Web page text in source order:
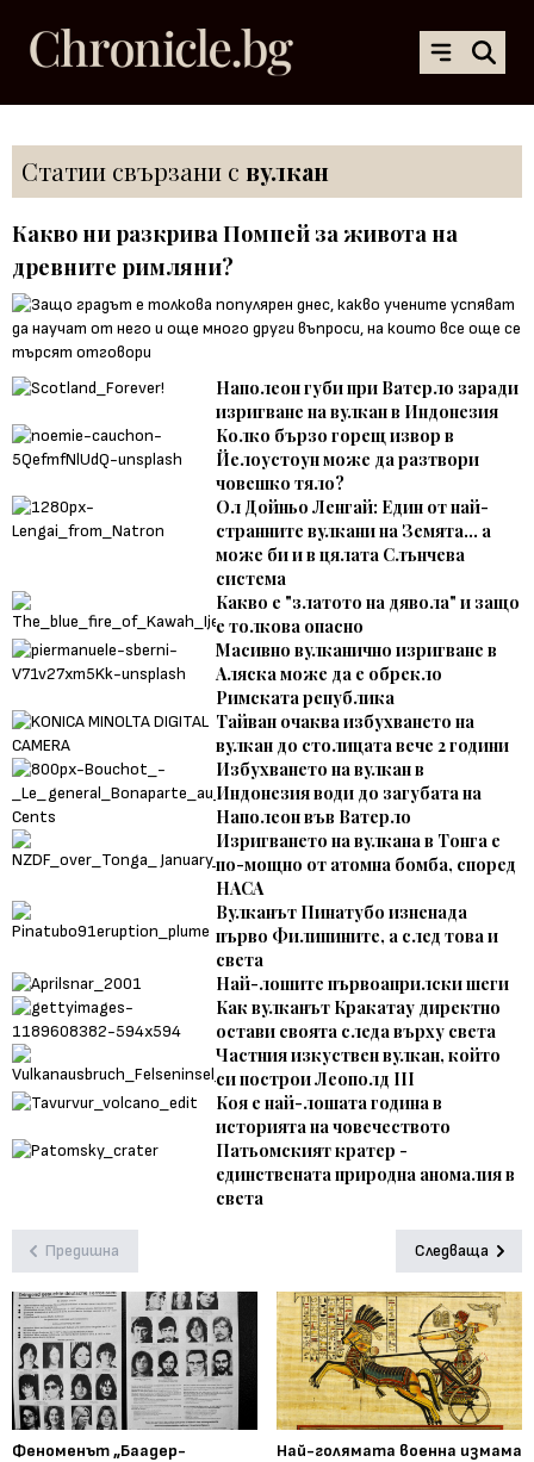
Статии свързани с вулкан
Какво ни разкрива Помпей за живота на
древните римляни?
Наполеон губи при Ватерло заради
изригване на вулкан в Индонезия
Колко бързо горещ извор в
Йелоустоун може да разтвори
човешко тяло?
Ол Дойньо Ленгай: Един от най-
странните вулкани на Земята... а
може би и в цялата Слънчева
система
Какво е "златото на дявола" и защо
е толкова опасно
Масивно вулканично изригване в
Аляска може да е обрекло
Римската република
Тайван очаква избухването на
вулкан до столицата вече 2 години
Избухването на вулкан в
Индонезия води до загубата на
Наполеон във Ватерло
Изригването на вулкана в Тонга е
по-мощно от атомна бомба, според
НАСА
Вулканът Пинатубо изненада
първо Филипините, а след това и
света
Най-лошите първоаприлски шеги
Как вулканът Кракатау директно
остави своята следа върху света
Частния изкуствен вулкан, който
си построи Леополд III
Коя е най-лошата година в
историята на човечеството
Патьомският кратер -
единствената природна аномалия в
света
Предишна Следваща
Феноменът „Баадер-
Най-голямата военна измама